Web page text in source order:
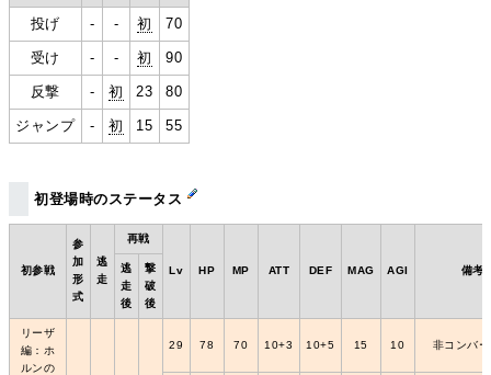
投げ ‐ ‐ 初 70
受け ‐ ‐ 初 90
反撃 ‐ 初 23 80
ジャンプ ‐ 初 15 55
初登場時のステータス
初参戦
参
加
形
式
逃
走
再戦
Lv HP MP ATT DEF MAG AGI 備考
逃
走
後
撃
破
後
リーザ
編：ホ
ルンの
29 78 70 10+3 10+5 15 10 非コンバ